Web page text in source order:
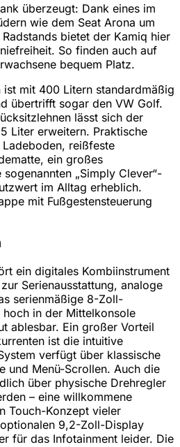
überzeugt: Dank eines im
wie dem Seat Arona um
bietet der Kamiq hier
So finden auch auf
bequem Platz.
ist mit 400 Litern standardmäßig
übertrifft sogar den VW Golf.
lässt sich der
Liter erweitern. Praktische
reißfeste
ein großes
„Simply Clever“-
im Alltag erheblich.
mit Fußgestensteuerung
ein digitales Kombiinstrument
Serienausstattung, analoge
serienmäßige 8-Zoll-
in der Mittelkonsole
ablesbar. Ein großer Vorteil
ist die intuitive
verfügt über klassische
und Menü-Scrollen. Auch die
über physische Drehregler
– eine willkommene
Touch-Konzept vieler
9,2-Zoll-Display
für das Infotainment leider. Die